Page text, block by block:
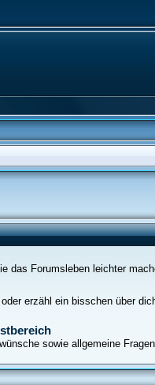
das Forumsleben leichter
erzähl ein bisschen über
sowie allgemeine